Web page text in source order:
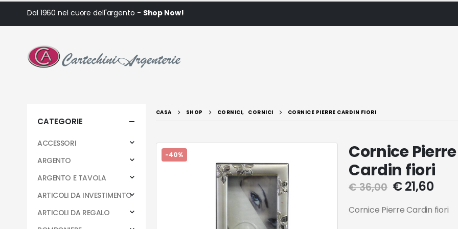
Dal 1960 nel cuore dell'argento - Shop Now!
CASA SHOP CORNICI, CORNICI CORNICE PIERRE CARDIN FIORI
-40%
Cornice Pierre
Cardin fiori
€36,00 €21,60
Cornice Pierre Cardin fiori
CATEGORIE
ACCESSORI
ARGENTO
ARGENTO E TAVOLA
ARTICOLI DA INVESTIMENTO
ARTICOLI DA REGALO